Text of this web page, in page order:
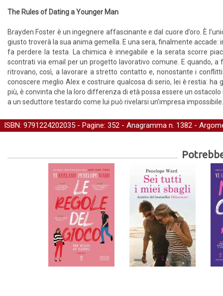
The Rules of Dating a Younger Man
Brayden Foster è un ingegnere affascinante e dal cuore d’oro. È
giusto troverà la sua anima gemella. E una sera, finalmente
fa perdere la testa. La chimica è innegabile e la serata scorre
scontrati via email per un progetto lavorativo comune. E quando,
ritrovano, così, a lavorare a stretto contatto e, nonostante i
conoscere meglio Alex e costruire qualcosa di serio, lei è restia:
più, è convinta che la loro differenza di età possa essere un
a un seduttore testardo come lui può rivelarsi un’impresa
ISBN: 9791224202035 - Pagine: 352 - Anagramma n. 1382 -